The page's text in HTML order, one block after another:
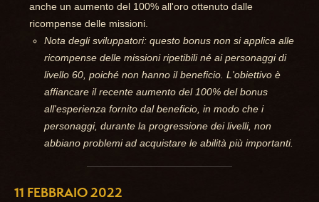
anche un aumento del 100% all'oro ottenuto dalle
ricompense delle missioni.
Nota degli sviluppatori: questo bonus non si applica alle
ricompense delle missioni ripetibili né ai personaggi di
livello 60, poiché non hanno il beneficio. L'obiettivo è
affiancare il recente aumento del 100% del bonus
all'esperienza fornito dal beneficio, in modo che i
personaggi, durante la progressione dei livelli, non
abbiano problemi ad acquistare le abilità più importanti.
11 FEBBRAIO 2022